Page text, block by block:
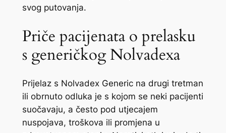
svog putovanja.
Priče pacijenata o prelasku
s generičkog Nolvadexa
Prijelaz s Nolvadex Generic na drugi tretman
ili obrnuto odluka je s kojom se neki pacijenti
suočavaju, a često pod utjecajem
nuspojava, troškova ili promjena u